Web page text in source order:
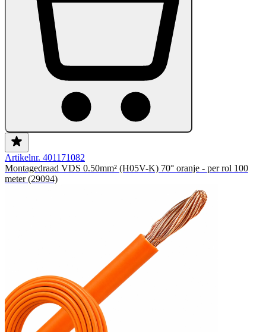
Artikelnr. 401171082
Montagedraad VDS 0.50mm² (H05V-K) 70° oranje - per rol 100
meter (29094)